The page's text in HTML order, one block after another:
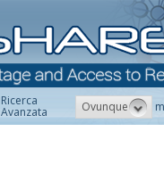
Ricerca
Avanzata Ovunque